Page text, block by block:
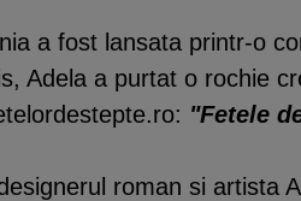
a fost lansata printr-o
Adela a purtat o rochie
"Fetele
roman si artista